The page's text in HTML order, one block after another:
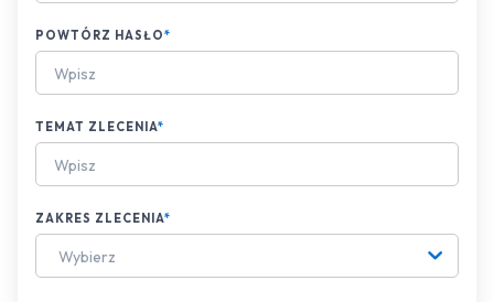
POWTÓRZ HASŁO*
TEMAT ZLECENIA*
ZAKRES ZLECENIA*
Wybierz